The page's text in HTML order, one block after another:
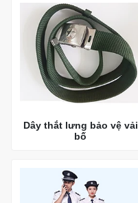
Dây thắt lưng bảo vệ vải
bố